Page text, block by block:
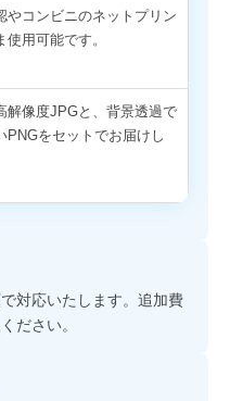
やコンビニのネットプリン
使用可能です。
解像度JPGと、背景透過で
PNGをセットでお届けし
対応いたします。追加費
ださい。